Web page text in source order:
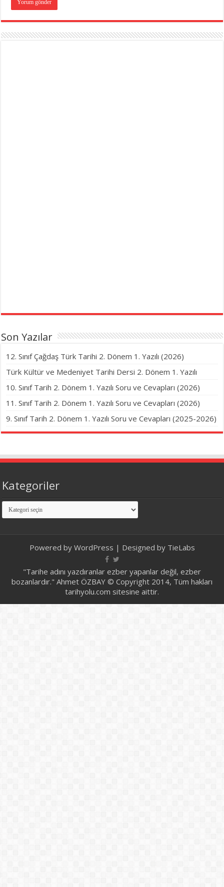
Son Yazılar
12. Sınıf Çağdaş Türk Tarihi 2. Dönem 1. Yazılı (2026)
Türk Kültür ve Medeniyet Tarihi Dersi 2. Dönem 1. Yazılı
10. Sınıf Tarih 2. Dönem 1. Yazılı Soru ve Cevapları (2026)
11. Sınıf Tarih 2. Dönem 1. Yazılı Soru ve Cevapları (2026)
9. Sınıf Tarih 2. Dönem 1. Yazılı Soru ve Cevapları (2025-2026)
Kategoriler
Kategoriler
Powered by WordPress | Designed by TieLabs
"Tarihe adını yazdıranlar ezber yapanlar değil, ezber
bozanlardır." Ahmet ÖZBAY © Copyright 2014, Tüm hakları
tarihyolu.com sitesine aittir.